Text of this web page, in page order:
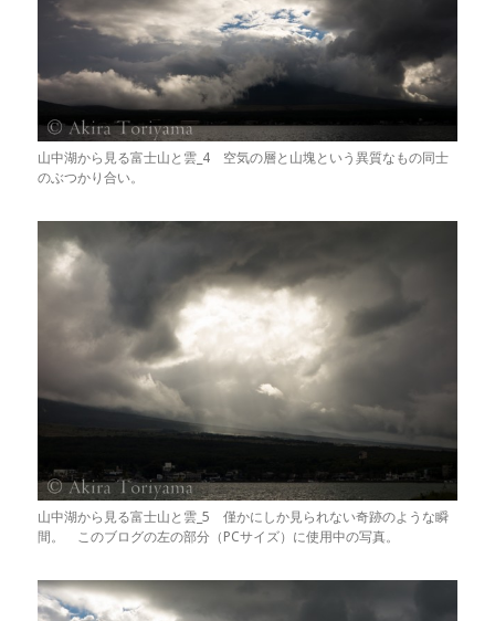
山中湖から見る富士山と雲_4 空気の層と山塊という異質なもの同士
のぶつかり合い。
山中湖から見る富士山と雲_5 僅かにしか見られない奇跡のような瞬
間。 このブログの左の部分（PCサイズ）に使用中の写真。